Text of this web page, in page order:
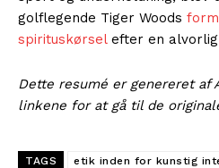
golflegende Tiger Woods
spirituskørselefter en alvorlig
Dette resumé er genereret af
linkene for at gå til de
TAGS
etik inden for kunstig